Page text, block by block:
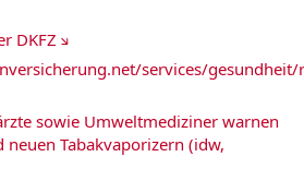
DKFZ
services/gesundheit/
sowie Umweltmediziner warnen
Tabakvaporizern (idw,